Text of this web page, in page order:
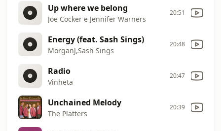
Up where we belong
Joe Cocker e Jennifer Warners
20:51
Energy (feat. Sash Sings)
MorganJ,Sash Sings
20:48
Radio
Vinheta
20:47
Unchained Melody
The Platters
20:39